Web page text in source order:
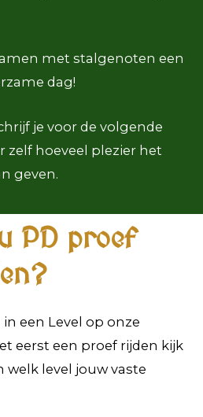
met stalgenoten een
dag!
je voor de volgende
zelf hoeveel plezier het
geven.
PD proef
een Level op onze
eerst een proef rijden kijk
level jouw vaste